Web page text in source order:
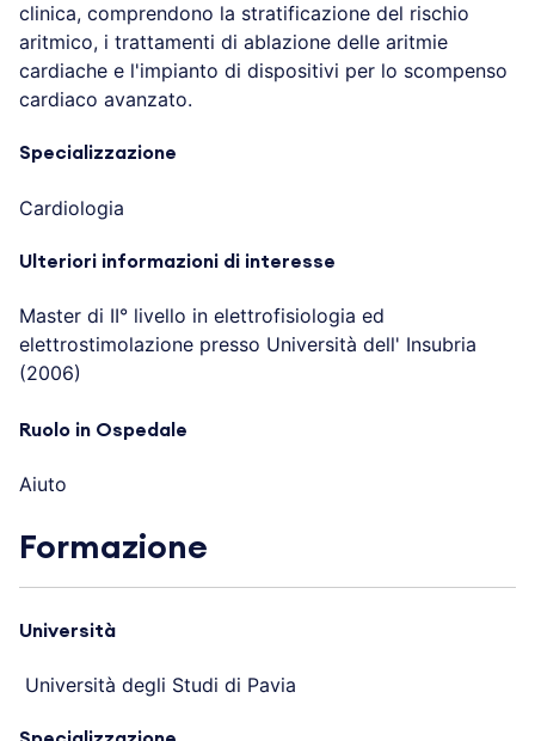
clinica, comprendono la stratificazione del rischio
aritmico, i trattamenti di ablazione delle aritmie
cardiache e l'impianto di dispositivi per lo scompenso
cardiaco avanzato.
Specializzazione
Cardiologia
Ulteriori informazioni di interesse
Master di II° livello in elettrofisiologia ed
elettrostimolazione presso Università dell' Insubria
(2006)
Ruolo in Ospedale
Aiuto
Formazione
Università
Università degli Studi di Pavia